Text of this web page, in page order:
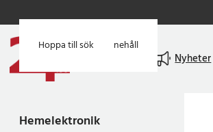
Hoppa till huvudinnehåll
Hoppa till sök
Nyheter
Hemelektronik